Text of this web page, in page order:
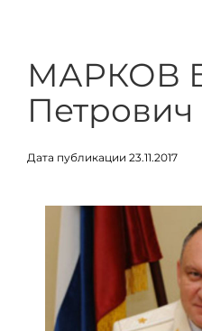
МАРКОВ
Петрович
Дата публикации 23.11.2017